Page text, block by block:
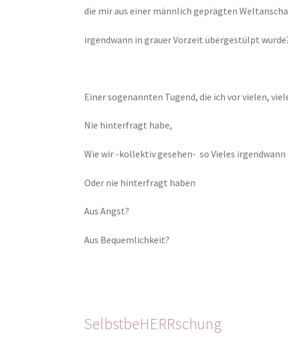
die mir aus einer männlich geprägten
irgendwann in grauer Vorzeit übergestülpt
Einer sogenannten Tugend, die ich vor vielen,
Nie hinterfragt habe,
Wie wir -kollektiv gesehen- so Vieles
Oder nie hinterfragt haben
Aus Angst?
Aus Bequemlichkeit?
SelbstbeHERRschung